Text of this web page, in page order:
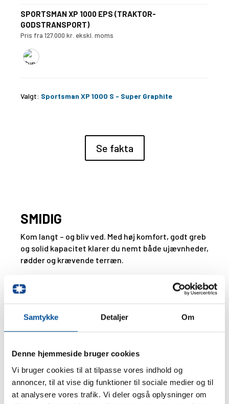
Samtykke Detaljer Om
Denne hjemmeside bruger cookies
Vi bruger cookies til at tilpasse vores indhold og
annoncer, til at vise dig funktioner til sociale medier og til
at analysere vores trafik. Vi deler også oplysninger om
SPORTSMAN XP 1000 EPS (TRAKTOR-
GODSTRANSPORT)
Pris fra 127.000 kr. ekskl. moms
Valgt: Sportsman XP 1000 S - Super Graphite
Se fakta
SMIDIG
Kom langt – og bliv ved. Med høj komfort, godt greb
og solid kapacitet klarer du nemt både ujævnheder,
rødder og krævende terræn.
så